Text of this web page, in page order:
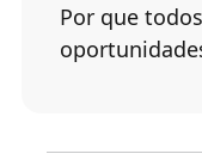
Por que